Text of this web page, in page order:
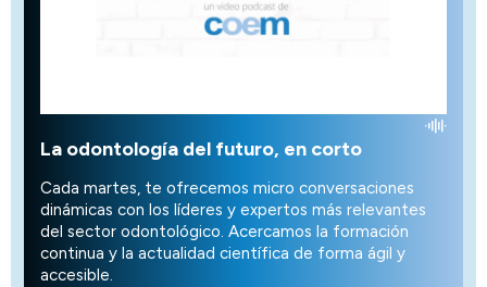
La odontología del futuro, en corto
Cada martes, te ofrecemos micro conversaciones
dinámicas con los líderes y expertos más relevantes
del sector odontológico. Acercamos la formación
continua y la actualidad científica de forma ágil y
accesible.